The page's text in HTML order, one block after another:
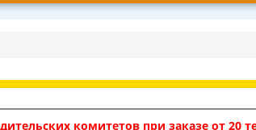
комитетов при заказе от 20